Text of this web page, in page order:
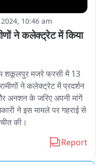
10:46 am
ने कलेक्ट्रेट में किया
शकूलपुर मजरे फरसी में 13
ने कलेक्ट्रेट में प्रदर्शन
अनशन के जरिए अपनी मांगें
ने इस मामले पर गहराई से
की।
Report